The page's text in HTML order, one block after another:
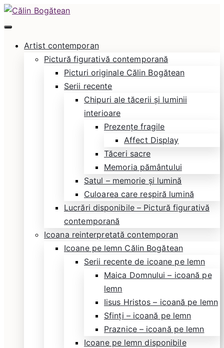
Skip
to
și sticlă, portrete și restaurare artă – Călin
Artist contemporan
Pictură figurativă contemporană
Picturi originale Călin Bogătean
Serii recente
Chipuri ale tăcerii și luminii
interioare
Prezențe fragile
Affect Display
Tăceri sacre
Memoria pământului
Satul – memorie și lumină
Culoarea care respiră lumină
Lucrări disponibile – Pictură figurativă
contemporană
Icoana reinterpretată contemporan
Icoane pe lemn Călin Bogătean
Serii recente de icoane pe lemn
Maica Domnului – icoană pe
lemn
Iisus Hristos – icoană pe lemn
Sfinți – icoană pe lemn
Praznice – icoană pe lemn
Icoane pe lemn disponibile